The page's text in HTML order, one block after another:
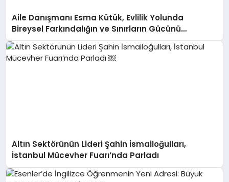
Aile Danışmanı Esma Kütük, Evlilik Yolunda
Bireysel Farkındalığın ve Sınırların Gücünü
Anlatıyor
Altın Sektörünün Lideri Şahin İsmailoğulları,
İstanbul Mücevher Fuarı’nda Parladı ￼